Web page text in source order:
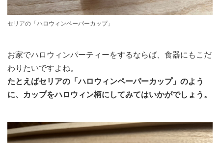
セリアの「ハロウィンペーパーカップ」
お家でハロウィンパーティーをするならば、食器にもこだ
わりたいですよね。
たとえばセリアの「ハロウィンペーパーカップ」のよう
に、カップをハロウィン柄にしてみてはいかがでしょう。